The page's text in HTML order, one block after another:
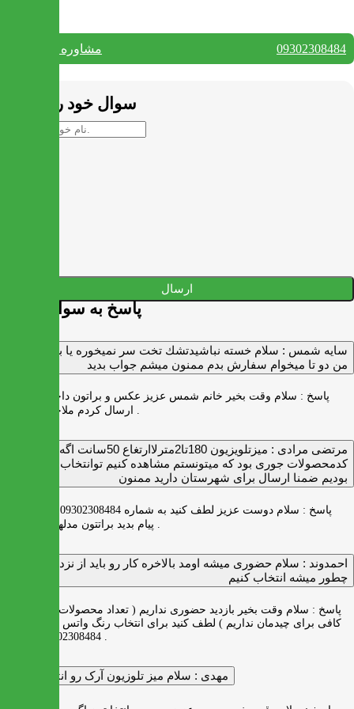
مشاوره واتس آپ 09302308484
سوال خود را بپرسید
ارسال
پاسخ به سوالات شما
سايه شمس : سلام خسته نباشيدتشك تخت سر نميخوره يا برنميگرده
من دو تا ميخوام سفارش بدم ممنون ميشم جواب بديد
پاسخ : سلام وقت بخیر خانم شمس عزیز عکس و براتون داخل واتس اپ
ارسال کردم ملاحظه بفرمایید .
مرتضی مرادی :
میزتلویزیون 180تا2مترلاارتغاع 50سانت اگه
کدمحصولات جوری بود که میتونستم مشاهده کنیم توانتخاب راحت‌تر
بودیم ضمنا ارسال برای شهرستان دارید ممنون
پاسخ :
احمدوند : سلام حضوری میشه اومد بالاخره کار رو باید از نزدیک دید
چطور میشه انتخاب کنیم
پاسخ : سلام وقت بخیر بازدید حضوری نداریم ( تعداد محصولات زیاد و فضای
کافی برای چیدمان نداریم ) لطف کنید برای انتخاب رنگ واتس اپ به شماره
09302308484 پیام بدید .
مهدی : سلام میز تلوزیون آرک رو انتخاب کردم